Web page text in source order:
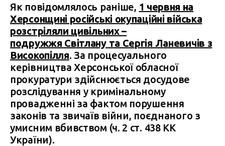
Як повідомлялось раніше, 1 червня на
Херсонщині російські окупаційні війська
розстріляли цивільних –
подружжя Світлану та Сергія Ланевичів з
Високопілля. За процесуального
керівництва Херсонської обласної
прокуратури здійснюється досудове
розслідування у кримінальному
провадженні за фактом порушення
законів та звичаїв війни, поєднаного з
умисним вбивством (ч. 2 ст. 438 КК
України).